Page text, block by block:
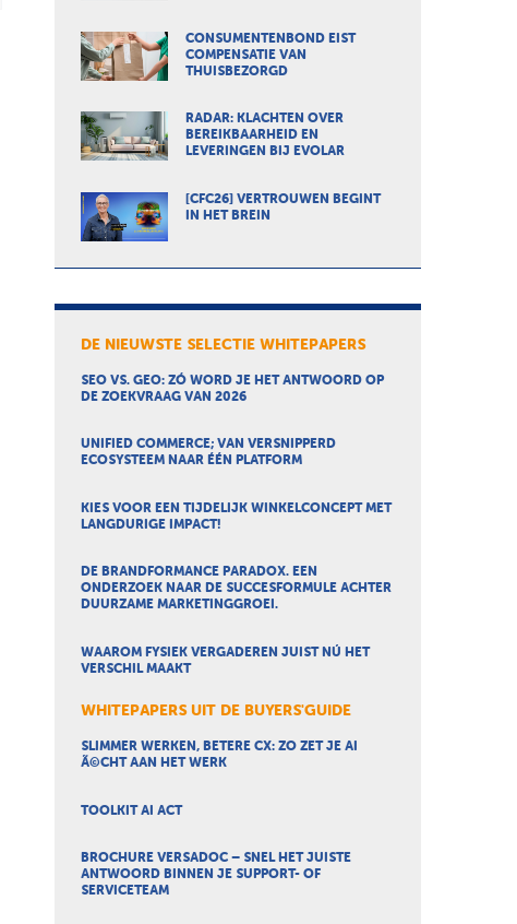
CONSUMENTENBOND EIST
COMPENSATIE VAN
THUISBEZORGD
RADAR: KLACHTEN OVER
BEREIKBAARHEID EN
LEVERINGEN BIJ EVOLAR
[CFC26] VERTROUWEN BEGINT
IN HET BREIN
DE NIEUWSTE SELECTIE WHITEPAPERS
SEO VS. GEO: ZÓ WORD JE HET ANTWOORD OP
DE ZOEKVRAAG VAN 2026
UNIFIED COMMERCE; VAN VERSNIPPERD
ECOSYSTEEM NAAR ÉÉN PLATFORM
KIES VOOR EEN TIJDELIJK WINKELCONCEPT MET
LANGDURIGE IMPACT!
DE BRANDFORMANCE PARADOX. EEN
ONDERZOEK NAAR DE SUCCESFORMULE ACHTER
DUURZAME MARKETINGGROEI.
WAAROM FYSIEK VERGADEREN JUIST NÚ HET
VERSCHIL MAAKT
WHITEPAPERS UIT DE BUYERS'GUIDE
SLIMMER WERKEN, BETERE CX: ZO ZET JE AI
Ã©CHT AAN HET WERK
TOOLKIT AI ACT
BROCHURE VERSADOC – SNEL HET JUISTE
ANTWOORD BINNEN JE SUPPORT- OF
SERVICETEAM